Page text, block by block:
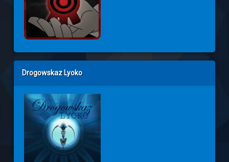
Drogowskaz Lyoko